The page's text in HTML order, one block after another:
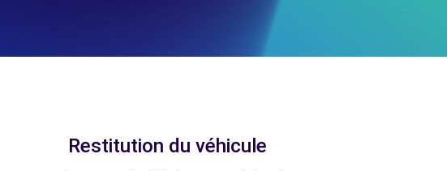
Restitution du véhicule